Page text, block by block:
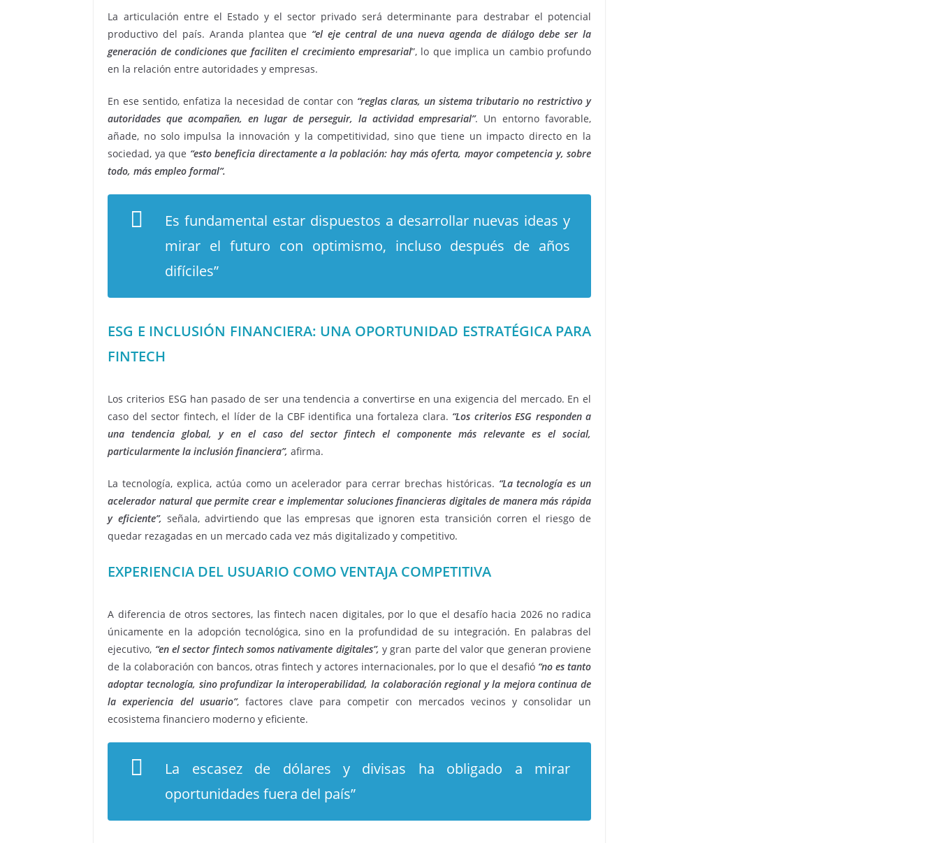
La articulación entre el Estado y el sector privado será determinante para destrabar el potencial
productivo del país. Aranda plantea que “el eje central de una nueva agenda de diálogo debe ser la
generación de condiciones que faciliten el crecimiento empresarial”, lo que implica un cambio profundo
en la relación entre autoridades y empresas.
En ese sentido, enfatiza la necesidad de contar con “reglas claras, un sistema tributario no restrictivo y
autoridades que acompañen, en lugar de perseguir, la actividad empresarial”. Un entorno favorable,
añade, no solo impulsa la innovación y la competitividad, sino que tiene un impacto directo en la
sociedad, ya que “esto beneficia directamente a la población: hay más oferta, mayor competencia y, sobre
todo, más empleo formal”.
Es fundamental estar dispuestos a desarrollar nuevas ideas y
mirar el futuro con optimismo, incluso después de años
difíciles”
ESG E INCLUSIÓN FINANCIERA: UNA OPORTUNIDAD ESTRATÉGICA PARA
FINTECH
Los criterios ESG han pasado de ser una tendencia a convertirse en una exigencia del mercado. En el
caso del sector fintech, el líder de la CBF identifica una fortaleza clara. “Los criterios ESG responden a
una tendencia global, y en el caso del sector fintech el componente más relevante es el social,
particularmente la inclusión financiera”, afirma.
La tecnología, explica, actúa como un acelerador para cerrar brechas históricas. “La tecnología es un
acelerador natural que permite crear e implementar soluciones financieras digitales de manera más rápida
y eficiente”, señala, advirtiendo que las empresas que ignoren esta transición corren el riesgo de
quedar rezagadas en un mercado cada vez más digitalizado y competitivo.
EXPERIENCIA DEL USUARIO COMO VENTAJA COMPETITIVA
A diferencia de otros sectores, las fintech nacen digitales, por lo que el desafío hacia 2026 no radica
únicamente en la adopción tecnológica, sino en la profundidad de su integración. En palabras del
ejecutivo, “en el sector fintech somos nativamente digitales”, y gran parte del valor que generan proviene
de la colaboración con bancos, otras fintech y actores internacionales, por lo que el desafió “no es tanto
adoptar tecnología, sino profundizar la interoperabilidad, la colaboración regional y la mejora continua de
la experiencia del usuario”, factores clave para competir con mercados vecinos y consolidar un
ecosistema financiero moderno y eficiente.
La escasez de dólares y divisas ha obligado a mirar
oportunidades fuera del país”